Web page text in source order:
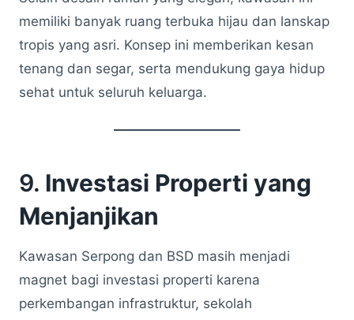
memiliki banyak ruang terbuka hijau dan lanskap
tropis yang asri. Konsep ini memberikan kesan
tenang dan segar, serta mendukung gaya hidup
sehat untuk seluruh keluarga.
9. Investasi Properti yang
Menjanjikan
Kawasan Serpong dan BSD masih menjadi
magnet bagi investasi properti karena
perkembangan infrastruktur, sekolah